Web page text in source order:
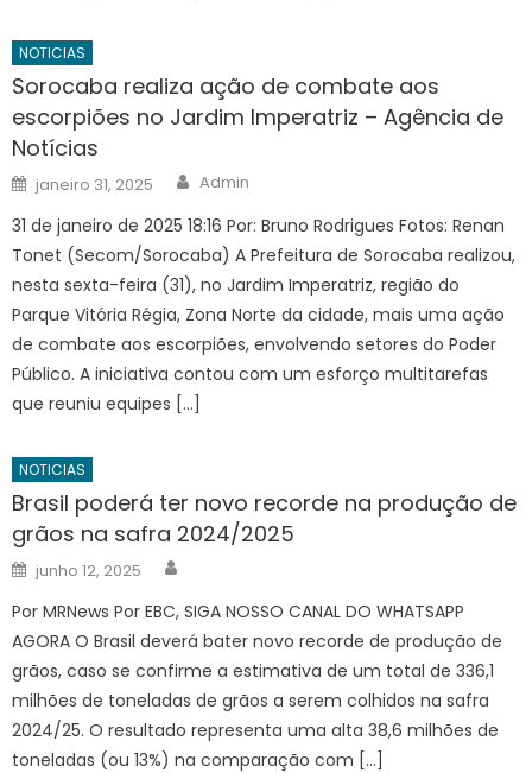
NOTICIAS
Sorocaba realiza ação de combate aos
escorpiões no Jardim Imperatriz – Agência de
Notícias
Posted
on
janeiro 31, 2025 Author
Admin
31 de janeiro de 2025 18:16 Por: Bruno Rodrigues Fotos: Renan
Tonet (Secom/Sorocaba) A Prefeitura de Sorocaba realizou,
nesta sexta-feira (31), no Jardim Imperatriz, região do
Parque Vitória Régia, Zona Norte da cidade, mais uma ação
de combate aos escorpiões, envolvendo setores do Poder
Público. A iniciativa contou com um esforço multitarefas
que reuniu equipes […]
NOTICIAS
Brasil poderá ter novo recorde na produção de
grãos na safra 2024/2025
Posted
on
junho 12, 2025
Por MRNews Por EBC, SIGA NOSSO CANAL DO WHATSAPP
AGORA O Brasil deverá bater novo recorde de produção de
grãos, caso se confirme a estimativa de um total de 336,1
milhões de toneladas de grãos a serem colhidos na safra
2024/25. O resultado representa uma alta 38,6 milhões de
toneladas (ou 13%) na comparação com […]